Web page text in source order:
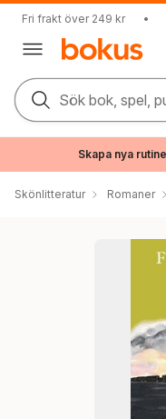
Fri frakt över 249 kr •
Sök bok, spel,
Skapa nya
Skönlitteratur Romaner